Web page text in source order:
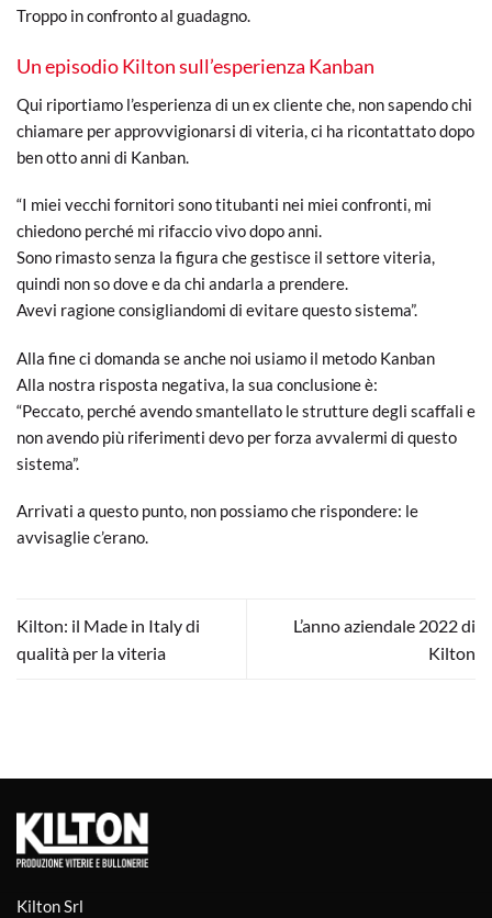
Troppo in confronto al guadagno.
Un episodio Kilton sull’esperienza Kanban
Qui riportiamo l’esperienza di un ex cliente che, non sapendo chi
chiamare per approvvigionarsi di viteria, ci ha ricontattato dopo
ben otto anni di Kanban.
“I miei vecchi fornitori sono titubanti nei miei confronti, mi
chiedono perché mi rifaccio vivo dopo anni.
Sono rimasto senza la figura che gestisce il settore viteria,
quindi non so dove e da chi andarla a prendere.
Avevi ragione consigliandomi di evitare questo sistema”.
Alla fine ci domanda se anche noi usiamo il metodo Kanban
Alla nostra risposta negativa, la sua conclusione è:
“Peccato, perché avendo smantellato le strutture degli scaffali e
non avendo più riferimenti devo per forza avvalermi di questo
sistema”.
Arrivati a questo punto, non possiamo che rispondere: le
avvisaglie c’erano.
Kilton: il Made in Italy di
qualità per la viteria
L’anno aziendale 2022 di
Kilton
Kilton Srl